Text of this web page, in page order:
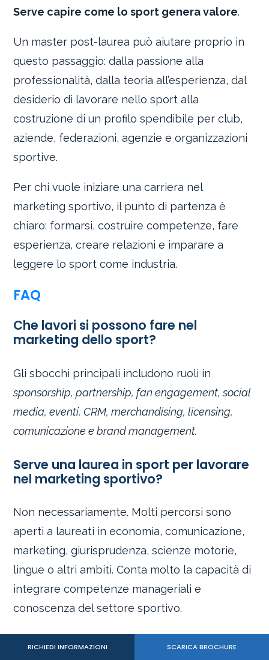
Serve capire come lo sport genera valore.
Un master post-laurea può aiutare proprio in
questo passaggio: dalla passione alla
professionalità, dalla teoria all’esperienza, dal
desiderio di lavorare nello sport alla
costruzione di un profilo spendibile per club,
aziende, federazioni, agenzie e organizzazioni
sportive.
Per chi vuole iniziare una carriera nel
marketing sportivo, il punto di partenza è
chiaro: formarsi, costruire competenze, fare
esperienza, creare relazioni e imparare a
leggere lo sport come industria.
FAQ
Che lavori si possono fare nel
marketing dello sport?
Gli sbocchi principali includono ruoli in
sponsorship, partnership, fan engagement, social
media, eventi, CRM, merchandising, licensing,
comunicazione e brand management.
Serve una laurea in sport per lavorare
nel marketing sportivo?
Non necessariamente. Molti percorsi sono
aperti a laureati in economia, comunicazione,
marketing, giurisprudenza, scienze motorie,
lingue o altri ambiti. Conta molto la capacità di
integrare competenze manageriali e
conoscenza del settore sportivo.
Un master garantisce un lavoro nello
RICHIEDI INFORMAZIONI SCARICA BROCHURE